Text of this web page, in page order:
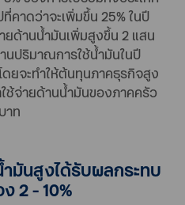
คาดว่าจะเพิ่มขึ้น 25% ในปี
ยด้านน้ำมันเพิ่มสูงขึ้น 2 แสน
ปริมาณการใช้น้ำมันในปี
ยจะทำให้ต้นทุนภาคธุรกิจสูง
ช้จ่ายด้านน้ำมันของภาคครัว
าท
นสูงได้รับผลกระทบ
2 - 10%